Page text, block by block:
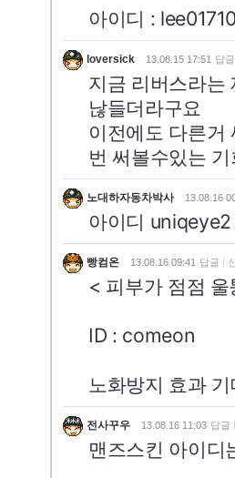
아이디 :
loversick 13.08.15 17:51 답글
지금 리버스라는
낞들더라구요
이전에도 다른거
번 써볼수있는
노대하자동차박사 13.08.16
아이디
빵컴온 13.08.16 09:41 답글
< 피부가 점점
ID : comeon
노화방지 효과
전사꾸우 13.08.16 11:03 답글
맨즈스킨 아이